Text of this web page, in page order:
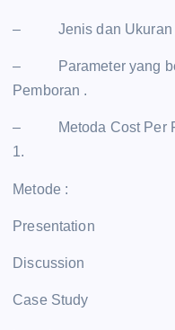
– Jenis dan Ukuran
– Parameter yang
Pemboran .
– Metoda Cost Per
1.
Metode :
Presentation
Discussion
Case Study